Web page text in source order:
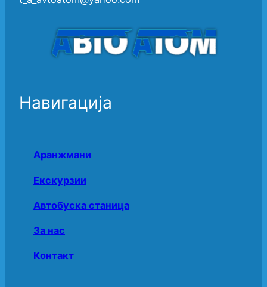
Навигација
Аранжмани
Екскурзии
Автобуска станица
За нас
Контакт